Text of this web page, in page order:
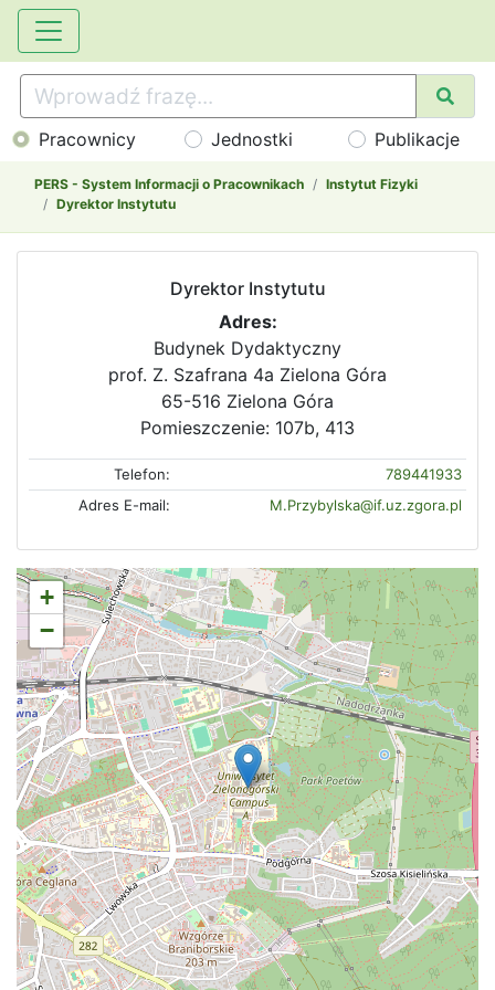
Pracownicy Jednostki Publikacje
PERS - System Informacji o Pracownikach
Instytut Fizyki
Dyrektor Instytutu
Dyrektor Instytutu
Adres:
Budynek Dydaktyczny
prof. Z. Szafrana 4a Zielona Góra
65-516 Zielona Góra
Pomieszczenie: 107b, 413
Telefon:
789441933
Adres E-mail:
M.Przybylska@if.uz.zgora.pl
+
−